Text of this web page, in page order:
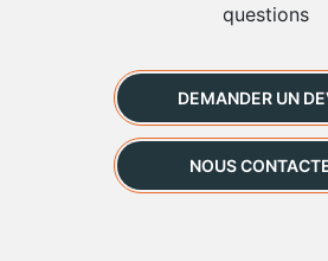
questions
DEMANDER UN
NOUS